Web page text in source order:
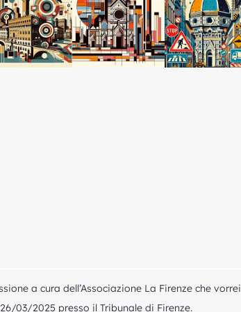
a cura dell’Associazione La Firenze che vorrei
03/2025 presso il Tribunale di Firenze.